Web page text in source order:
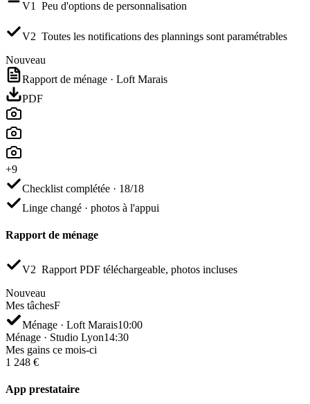
V1 Peu d'options de personnalisation
V2 Toutes les notifications des plannings sont paramétrables
Nouveau
Rapport de ménage · Loft Marais
PDF
+9
Checklist complétée · 18/18
Linge changé · photos à l'appui
Rapport de ménage
V2 Rapport PDF téléchargeable, photos incluses
Nouveau
Mes tâchesF
Ménage · Loft Marais10:00
Ménage · Studio Lyon14:30
Mes gains ce mois-ci
1 248 €
App prestataire